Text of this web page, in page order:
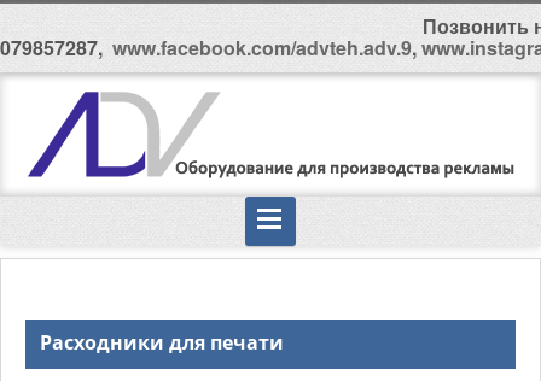
Позвонить
079857287, www.facebook.com/advteh.adv.9,
Расходники для печати